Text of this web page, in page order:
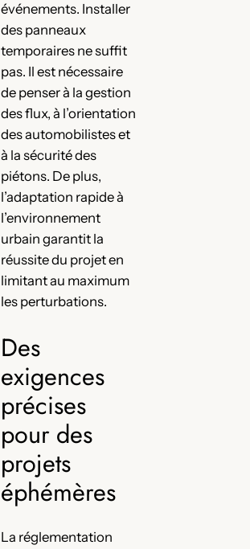
événements. Installer
des panneaux
temporaires ne suffit
pas. Il est nécessaire
de penser à la gestion
des flux, à l’orientation
des automobilistes et
à la sécurité des
piétons. De plus,
l’adaptation rapide à
l’environnement
urbain garantit la
réussite du projet en
limitant au maximum
les perturbations.
Des
exigences
précises
pour des
projets
éphémères
La réglementation